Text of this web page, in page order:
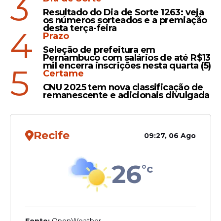
Registro
Videomonitoramento de
Toritama identifica veículo
que invadiu praça no Centro
Veja Também
"Essa logomarca representa o nosso
compromisso com o desenvolvimento da
cidade. Ela mostra que Toritama tem ritmo
e que Toritama não para, unindo o que
temos de mais valioso em nossa história
3
Resultado do Dia de Sorte 1263: veja
os números sorteados e a premiação
desta terça-feira
4
Prazo
Seleção de prefeitura em
Pernambuco com salários de até R$13
mil encerra inscrições nesta quarta (5)
5
Certame
CNU 2025 tem nova classificação de
remanescente e adicionais divulgada
Recife 09:27, 06 Ago
26°c